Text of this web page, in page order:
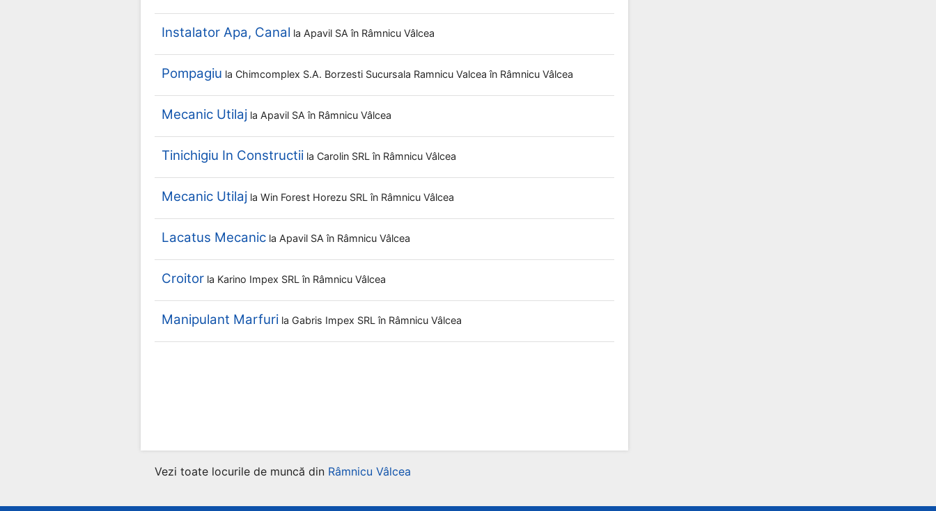
Instalator Apa, Canal la Apavil SA în Râmnicu Vâlcea
Pompagiu la Chimcomplex S.a. Borzesti Sucursala Ramnicu Valcea în Râmnicu Vâlcea
Mecanic Utilaj la Apavil SA în Râmnicu Vâlcea
Tinichigiu In Constructii la Carolin SRL în Râmnicu Vâlcea
Mecanic Utilaj la Win Forest Horezu SRL în Râmnicu Vâlcea
Lacatus Mecanic la Apavil SA în Râmnicu Vâlcea
Croitor la Karino Impex SRL în Râmnicu Vâlcea
Manipulant Marfuri la Gabris Impex SRL în Râmnicu Vâlcea
Vezi toate locurile de muncă din Râmnicu Vâlcea